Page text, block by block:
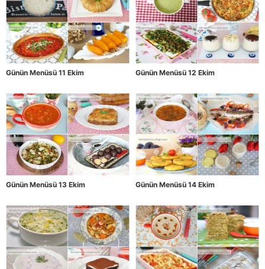
Günün Menüsü 11 Ekim Günün Menüsü 12 Ekim
Günün Menüsü 13 Ekim Günün Menüsü 14 Ekim